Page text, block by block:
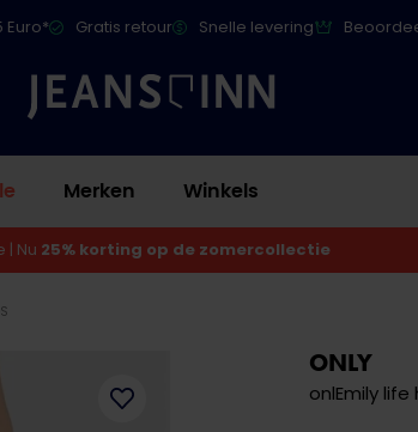
Euro* Gratis retour Snelle levering
Merken Winkels
| Nu 25% korting op de zomercollectie
ONLY
onlEmily